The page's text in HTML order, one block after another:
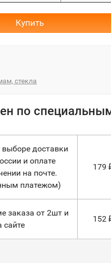
Купить
стекла
по
доставки
и оплате
на почте.
платежом)
179
заказа от 2шт и
сайте
152